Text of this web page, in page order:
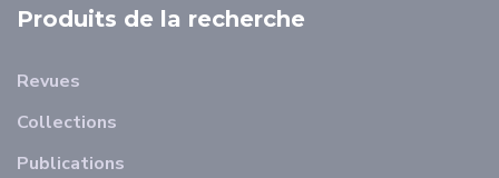
Produits de la recherche
Revues
Collections
Publications